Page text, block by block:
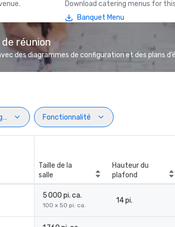
Download catering menus for
Banquet Menu
de réunion
des diagrammes de configuration et des plans
Fonctionnalité
Taille de la
salle
Hauteur du
plafond
5 000 pi. ca.
100 x 50 pi. ca.
14 pi.